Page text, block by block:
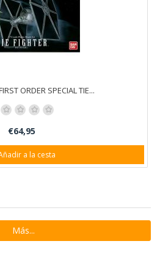
ORDER SPECIAL TIE...
€64,95
a la cesta
Más...